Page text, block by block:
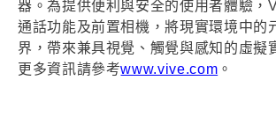
器。為提供便利與安全的使用者體驗，
通話功能及前置相機，將現實環境中的
界，帶來兼具視覺、觸覺與感知的虛擬
更多資訊請參考www.vive.com 。